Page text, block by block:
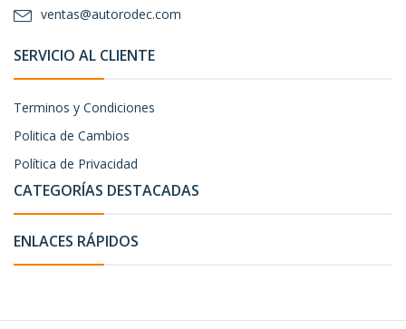
ventas@autorodec.com
SERVICIO AL CLIENTE
Terminos y Condiciones
Politica de Cambios
Política de Privacidad
CATEGORÍAS DESTACADAS
ENLACES RÁPIDOS